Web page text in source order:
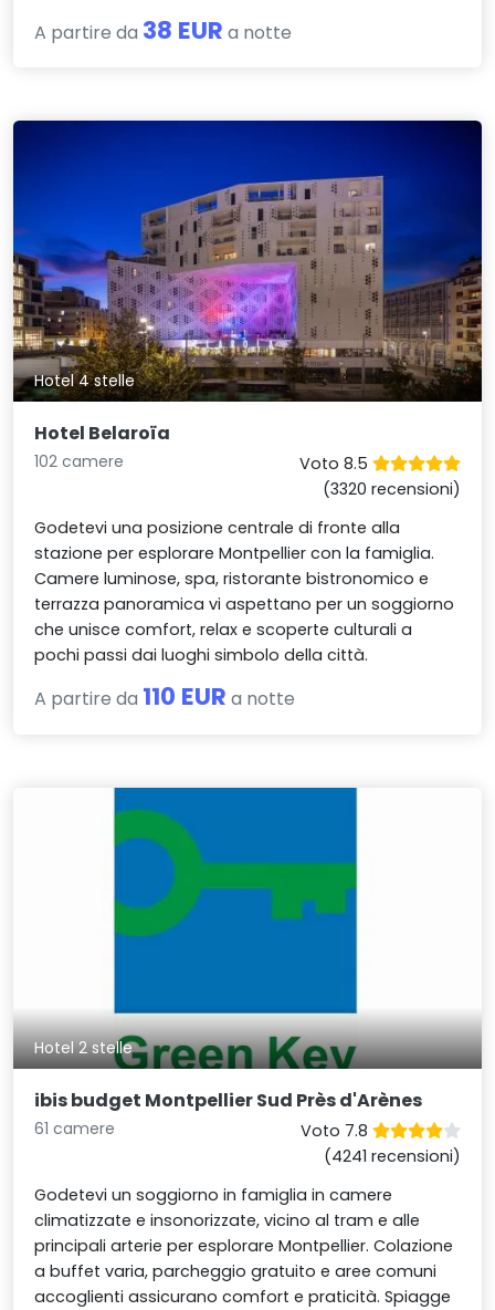
A partire da 38 EUR a notte
Hotel 4 stelle
Hotel Belaroïa
102 camere
Voto 8.5
(3320 recensioni)
Godetevi una posizione centrale di fronte alla
stazione per esplorare Montpellier con la famiglia.
Camere luminose, spa, ristorante bistronomico e
terrazza panoramica vi aspettano per un soggiorno
che unisce comfort, relax e scoperte culturali a
pochi passi dai luoghi simbolo della città.
A partire da 110 EUR a notte
Hotel 2 stelle
ibis budget Montpellier Sud Près d'Arènes
61 camere
Voto 7.8
(4241 recensioni)
Godetevi un soggiorno in famiglia in camere
climatizzate e insonorizzate, vicino al tram e alle
principali arterie per esplorare Montpellier. Colazione
a buffet varia, parcheggio gratuito e aree comuni
accoglienti assicurano comfort e praticità. Spiagge